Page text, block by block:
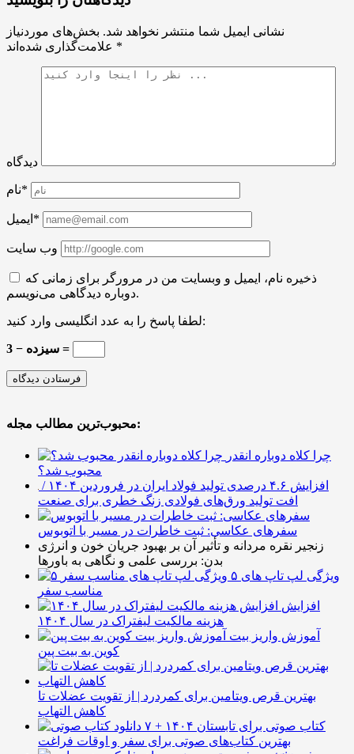
نشانی ایمیل شما منتشر نخواهد شد. بخش‌های موردنیاز
*
دیدگاه
نام*
ایمیل*
وب سایت
ذخیره نام، ایمیل و وبسایت من در مرورگر برای زمانی که
دوباره دیدگاهی می‌نویسم.
لطفا پاسخ را به عدد انگلیسی وارد کنید:
سیزده − 3 =
محبوب‌ترین مطالب مجله:
چرا کلاه دوباره انقدر
محبوب شد؟
افزایش ۴.۶ درصدی تولید فولاد ایران در فروردین ۱۴۰۴ /
افت تولید ورق‌های فولادی زنگ خطری برای صنعت
سفرهای عکاسی: ثبت خاطرات در مسیر با اتوبوس
زنجیر نقره مردانه و تأثیر آن بر بهبود جریان خون و انرژی
بدن: بررسی علمی و نگاهی به باورها
۵ ویژگی لپ تاپ های
مناسب سفر
افزایش
هزینه مالکیت لیفتراک در سال ۱۴۰۴
آموزش واریز بیت
کوین به بیت پین
بهترین قرص ویتامین برای کمردرد | از تقویت عضلات تا
کاهش التهاب
۷ کتاب صوتی برای تابستان ۱۴۰۴ +
بهترین کتاب‌های صوتی برای سفر و اوقات فراغت